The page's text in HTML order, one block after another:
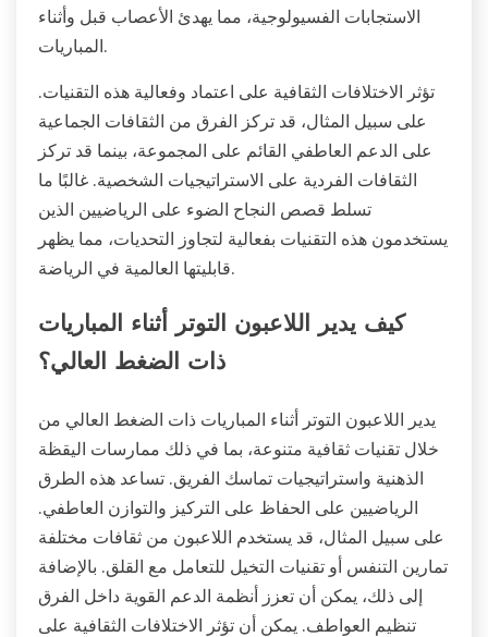
الاستجابات الفسيولوجية، مما يهدئ الأعصاب قبل وأثناء
المباريات.
تؤثر الاختلافات الثقافية على اعتماد وفعالية هذه التقنيات.
على سبيل المثال، قد تركز الفرق من الثقافات الجماعية
على الدعم العاطفي القائم على المجموعة، بينما قد تركز
الثقافات الفردية على الاستراتيجيات الشخصية. غالبًا ما
تسلط قصص النجاح الضوء على الرياضيين الذين
يستخدمون هذه التقنيات بفعالية لتجاوز التحديات، مما يظهر
قابليتها العالمية في الرياضة.
كيف يدير اللاعبون التوتر أثناء المباريات
ذات الضغط العالي؟
يدير اللاعبون التوتر أثناء المباريات ذات الضغط العالي من
خلال تقنيات ثقافية متنوعة، بما في ذلك ممارسات اليقظة
الذهنية واستراتيجيات تماسك الفريق. تساعد هذه الطرق
الرياضيين على الحفاظ على التركيز والتوازن العاطفي.
على سبيل المثال، قد يستخدم اللاعبون من ثقافات مختلفة
تمارين التنفس أو تقنيات التخيل للتعامل مع القلق. بالإضافة
إلى ذلك، يمكن أن تعزز أنظمة الدعم القوية داخل الفرق
تنظيم العواطف. يمكن أن تؤثر الاختلافات الثقافية على